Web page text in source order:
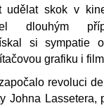
udělat skok v
dlouhým
si sympatie
grafiku i
revoluci
Johna Lassetera,